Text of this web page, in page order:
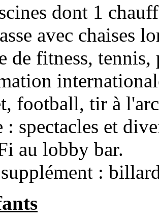
dont 1
avec chaises
de fitness, tennis,
football, tir à
: spectacles et
au lobby bar.
: